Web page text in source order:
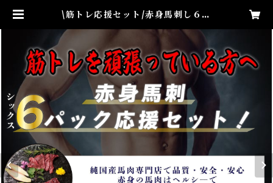
\筋トレ応援セット/赤身馬刺し６パ
身馬刺し 熊本県産馬刺し 純国産
馬刺し | 馬肉専門店 馬活